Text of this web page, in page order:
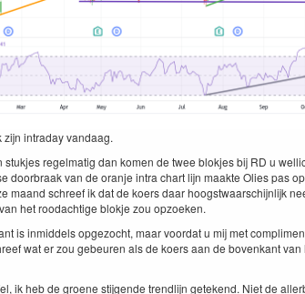
zijn intra­day vandaag.
stuk­jes regel­matig dan komen de twee blok­jes bij RD u
door­braak van de oran­je intra chart lijn maak­te Olies pas
maand schreef ik dat de koers daar hoogst­waarschi­jn­lijk
het roodachtige blok­je zou opzoeken.
is inmid­dels opge­zocht, maar voor­dat u mij met
wat er zou gebeuren als de koers aan de bovenkant
ik heb de groene sti­j­gende trendli­jn getek­end. Niet de